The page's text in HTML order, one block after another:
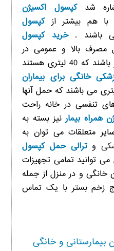
شدکپسول اکسیژن
با هم بیشتر ازکپسول
باشند .خرید کپسول
مصرف بالا و عمومی در
بیمارستان معمولا باید بزرگتر باشند که 40 لیتری هستند
خانگی برای بیماران
10 و یا کمتر از 10 لیتری می باشند که حمل آنها
تنفسی در خانه راحت
همراه بیمارنیز بسته به
متعلقات می توان به
وترالی حمل کپسول
توانید تمامی تجهیزات
خانگی و در منزل از جمله
زخم بستر با یک تماس
و خانگی